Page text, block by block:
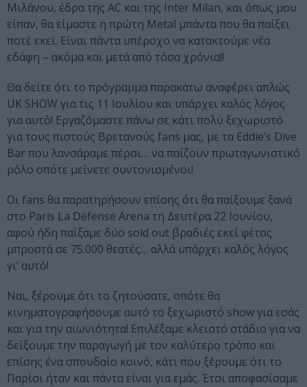
Μιλάνου, έδρα της AC και της Inter Milan, και όπως μου
είπαν, θα είμαστε η πρώτη Metal μπάντα που θα παίξει
ποτέ εκεί. Είναι πάντα υπέροχο να κατακτούμε νέα
εδάφη – ακόμα και μετά από τόσα χρόνια!!
Θα δείτε ότι το πρόγραμμα παρακάτω αναφέρει απλώς
UK SHOW για τις 11 Ιουλίου και υπάρχει καλός λόγος
για αυτό! Εργαζόμαστε πάνω σε κάτι πολύ ξεχωριστό
για τους πιστούς Βρετανούς fans μας, με τα Eddie’s Dive
Bar που λανσάραμε πέρσι… να παίζουν πρωταγωνιστικό
ρόλο οπότε μείνετε συντονισμένοι!
Οι fans θα παρατηρήσουν επίσης ότι θα παίξουμε ξανά
στο Paris La Défense Arena τη Δευτέρα 22 Ιουνίου,
αφού ήδη παίξαμε δύο sold out βραδιές εκεί φέτος
μπροστά σε 75.000 θεατές… αλλά υπάρχει καλός λόγος
γι’ αυτό!
Ναι, ξέρουμε ότι το ζητούσατε, οπότε θα
κινηματογραφήσουμε αυτό το ξεχωριστό show για εσάς
και για την αιωνιότητα! Επιλέξαμε κλειστό στάδιο για να
δείξουμε την παραγωγή με τον καλύτερο τρόπο και
επίσης ένα σπουδαίο κοινό, κάτι που ξέρουμε ότι το
Παρίσι ήταν και πάντα είναι για εμάς. Έτσι αποφασίσαμε